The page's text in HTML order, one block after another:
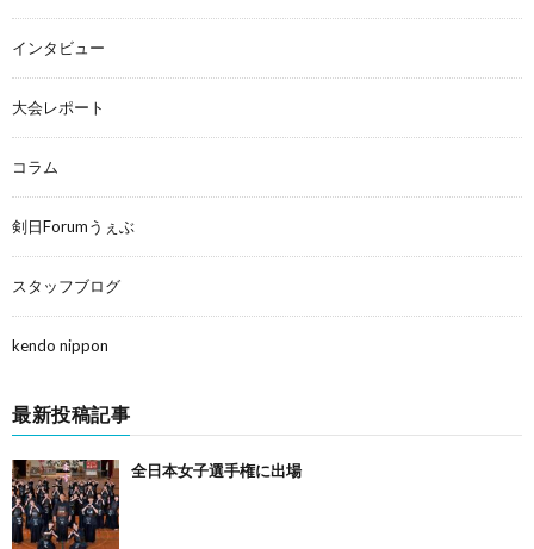
インタビュー
大会レポート
コラム
剣日Forumうぇぶ
スタッフブログ
kendo nippon
最新投稿記事
全日本女子選手権に出場